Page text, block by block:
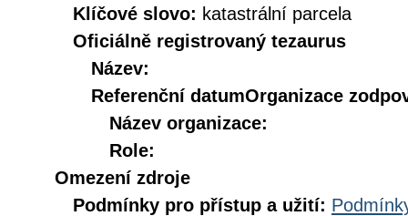
Klíčové slovo: katastrální parcela
Oficiálně registrovaný tezaurus
Název:
Referenční datumOrganizace
Název organizace:
Role:
Omezení zdroje
Podmínky pro přístup a užití: